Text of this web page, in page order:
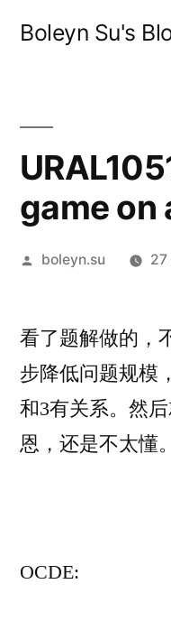
Boleyn Su's
game on
发
boleyn.su 27
看了题解做的，
步降低问题规模
和3有关系。然
恩，还是不太懂。
OCDE: